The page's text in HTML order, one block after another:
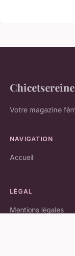
Chicetsereine
Votre magazine
NAVIGATION
Accueil
LÉGAL
Mentions légales